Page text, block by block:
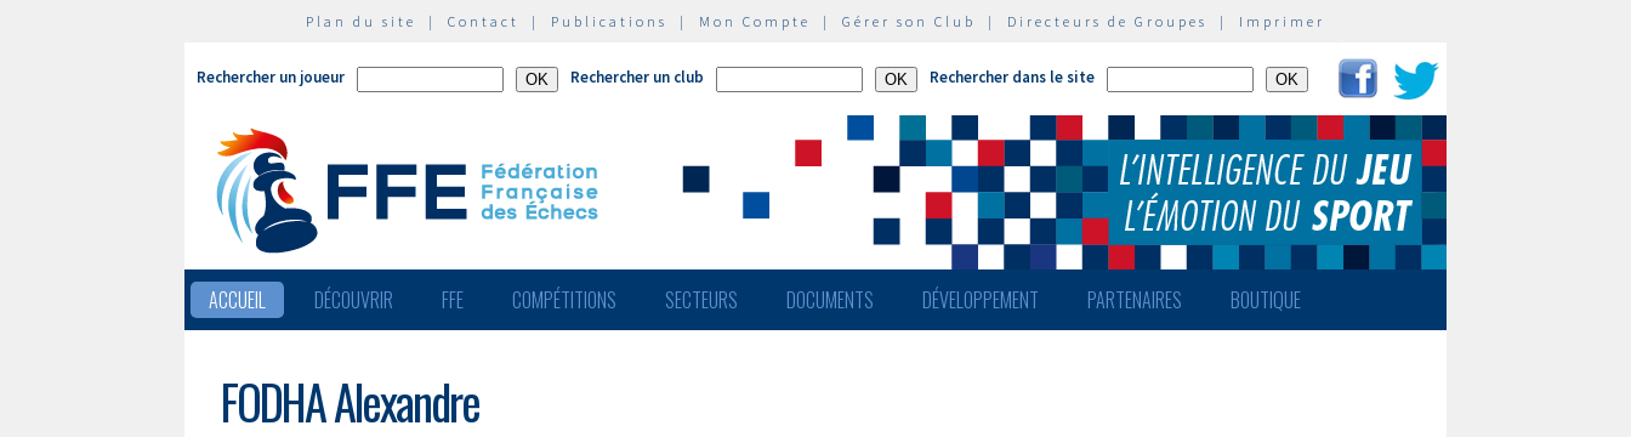
Plan du site | Contact | Publications | Mon Compte | Gérer son Club | Directeurs de Groupes | Imprimer
Rechercher un joueur Rechercher un club Rechercher dans le site
ACCUEIL DÉCOUVRIR FFE COMPÉTITIONS SECTEURS DOCUMENTS DÉVELOPPEMENT PARTENAIRES BOUTIQUE
FODHA Alexandre